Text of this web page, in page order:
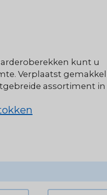
kunt u
Verplaatst
assortiment in